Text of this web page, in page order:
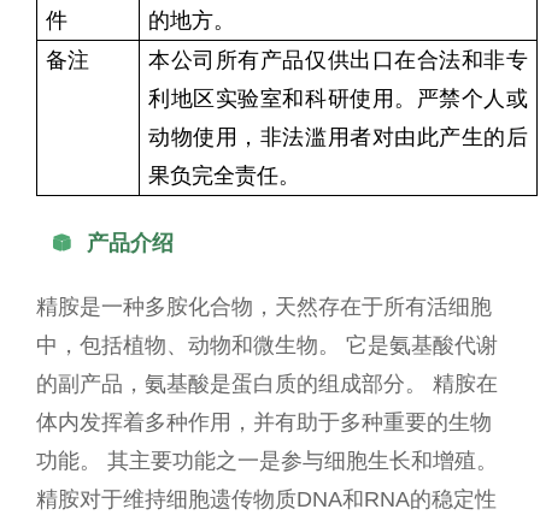
件
的地方。
备注
本公司所有产品仅供出口在合法和非专
利地区实验室和科研使用。严禁个人或
动物使用，非法滥用者对由此产生的后
果负完全责任。
 产品介绍
精胺是一种多胺化合物，天然存在于所有活细胞
中，包括植物、动物和微生物。 它是氨基酸代谢
的副产品，氨基酸是蛋白质的组成部分。 精胺在
体内发挥着多种作用，并有助于多种重要的生物
功能。 其主要功能之一是参与细胞生长和增殖。
精胺对于维持细胞遗传物质DNA和RNA的稳定性